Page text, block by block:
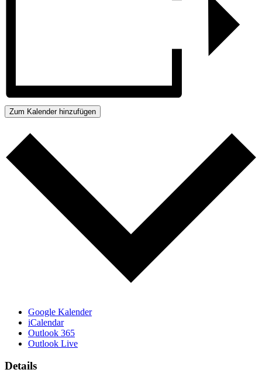
Zum Kalender hinzufügen
Google Kalender
iCalendar
Outlook 365
Outlook Live
Details